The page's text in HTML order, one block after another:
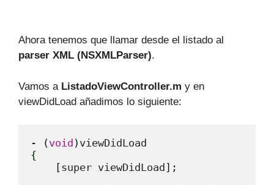
Ahora tenemos que llamar desde el listado al
parser XML (NSXMLParser).
Vamos a ListadoViewController.m y en
viewDidLoad añadimos lo siguiente:
- (void )
{
[super viewDidLoad ] ;